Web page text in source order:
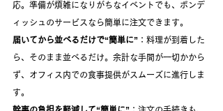
応。準備が煩雑になりがちなイベントでも、ボンデ
ィッシュのサービスなら簡単に注文できます。
届いてから並べるだけで“簡単に” ：料理が到着した
ら、そのまま並べるだけ。余計な手間が一切かから
ず、オフィス内での食事提供がスムーズに進行しま
す。